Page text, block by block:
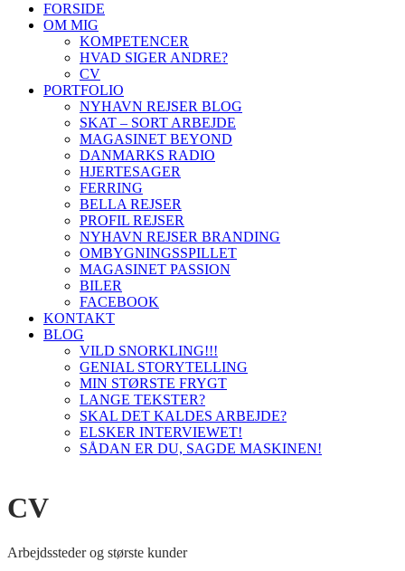
FORSIDE
OM MIG
KOMPETENCER
HVAD SIGER ANDRE?
CV
PORTFOLIO
NYHAVN REJSER BLOG
SKAT – SORT ARBEJDE
MAGASINET BEYOND
DANMARKS RADIO
HJERTESAGER
FERRING
BELLA REJSER
PROFIL REJSER
NYHAVN REJSER BRANDING
OMBYGNINGSSPILLET
MAGASINET PASSION
BILER
FACEBOOK
KONTAKT
BLOG
VILD SNORKLING!!!
GENIAL STORYTELLING
MIN STØRSTE FRYGT
LANGE TEKSTER?
SKAL DET KALDES ARBEJDE?
ELSKER INTERVIEWET!
SÅDAN ER DU, SAGDE MASKINEN!
CV
Arbejdssteder og største kunder